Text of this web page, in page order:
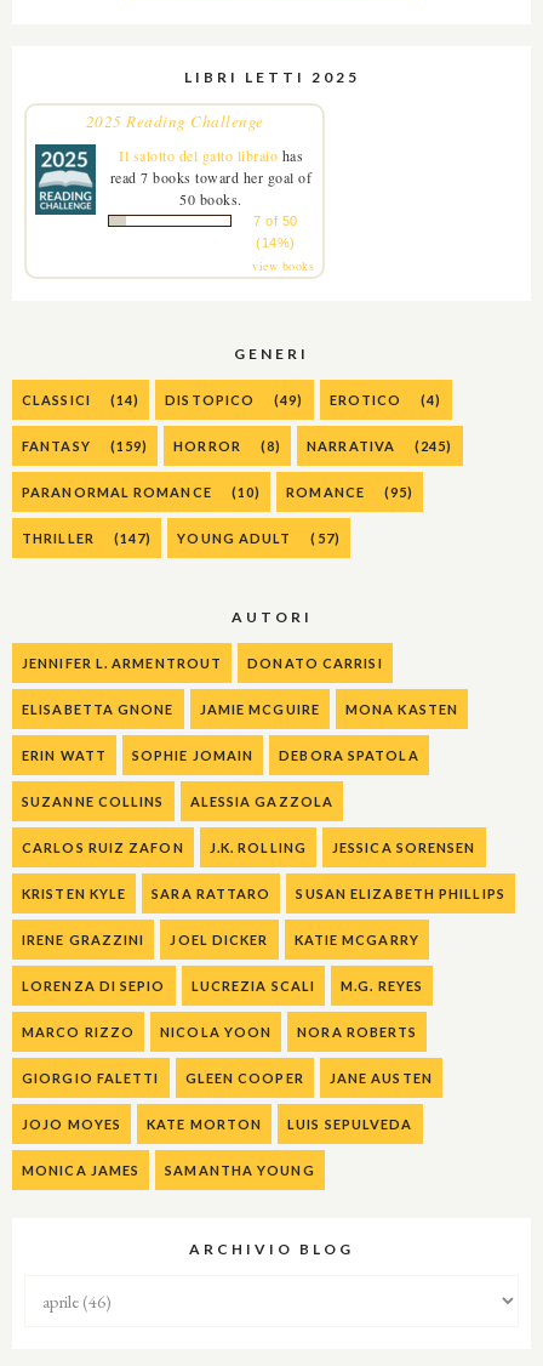
LIBRI LETTI 2025
2025 Reading Challenge
Il salotto del gatto libraio has
read 7 books toward her goal of
50 books.
7 of 50
(14%)
view books
GENERI
CLASSICI (14) DISTOPICO (49) EROTICO (4)
FANTASY (159) HORROR (8) NARRATIVA (245)
PARANORMAL ROMANCE (10) ROMANCE (95)
THRILLER (147) YOUNG ADULT (57)
AUTORI
JENNIFER L. ARMENTROUT DONATO CARRISI
ELISABETTA GNONE JAMIE MCGUIRE MONA KASTEN
ERIN WATT SOPHIE JOMAIN DEBORA SPATOLA
SUZANNE COLLINS ALESSIA GAZZOLA
CARLOS RUIZ ZAFON J.K. ROLLING JESSICA SORENSEN
KRISTEN KYLE SARA RATTARO SUSAN ELIZABETH PHILLIPS
IRENE GRAZZINI JOEL DICKER KATIE MCGARRY
LORENZA DI SEPIO LUCREZIA SCALI M.G. REYES
MARCO RIZZO NICOLA YOON NORA ROBERTS
GIORGIO FALETTI GLEEN COOPER JANE AUSTEN
JOJO MOYES KATE MORTON LUIS SEPULVEDA
MONICA JAMES SAMANTHA YOUNG
ARCHIVIO BLOG